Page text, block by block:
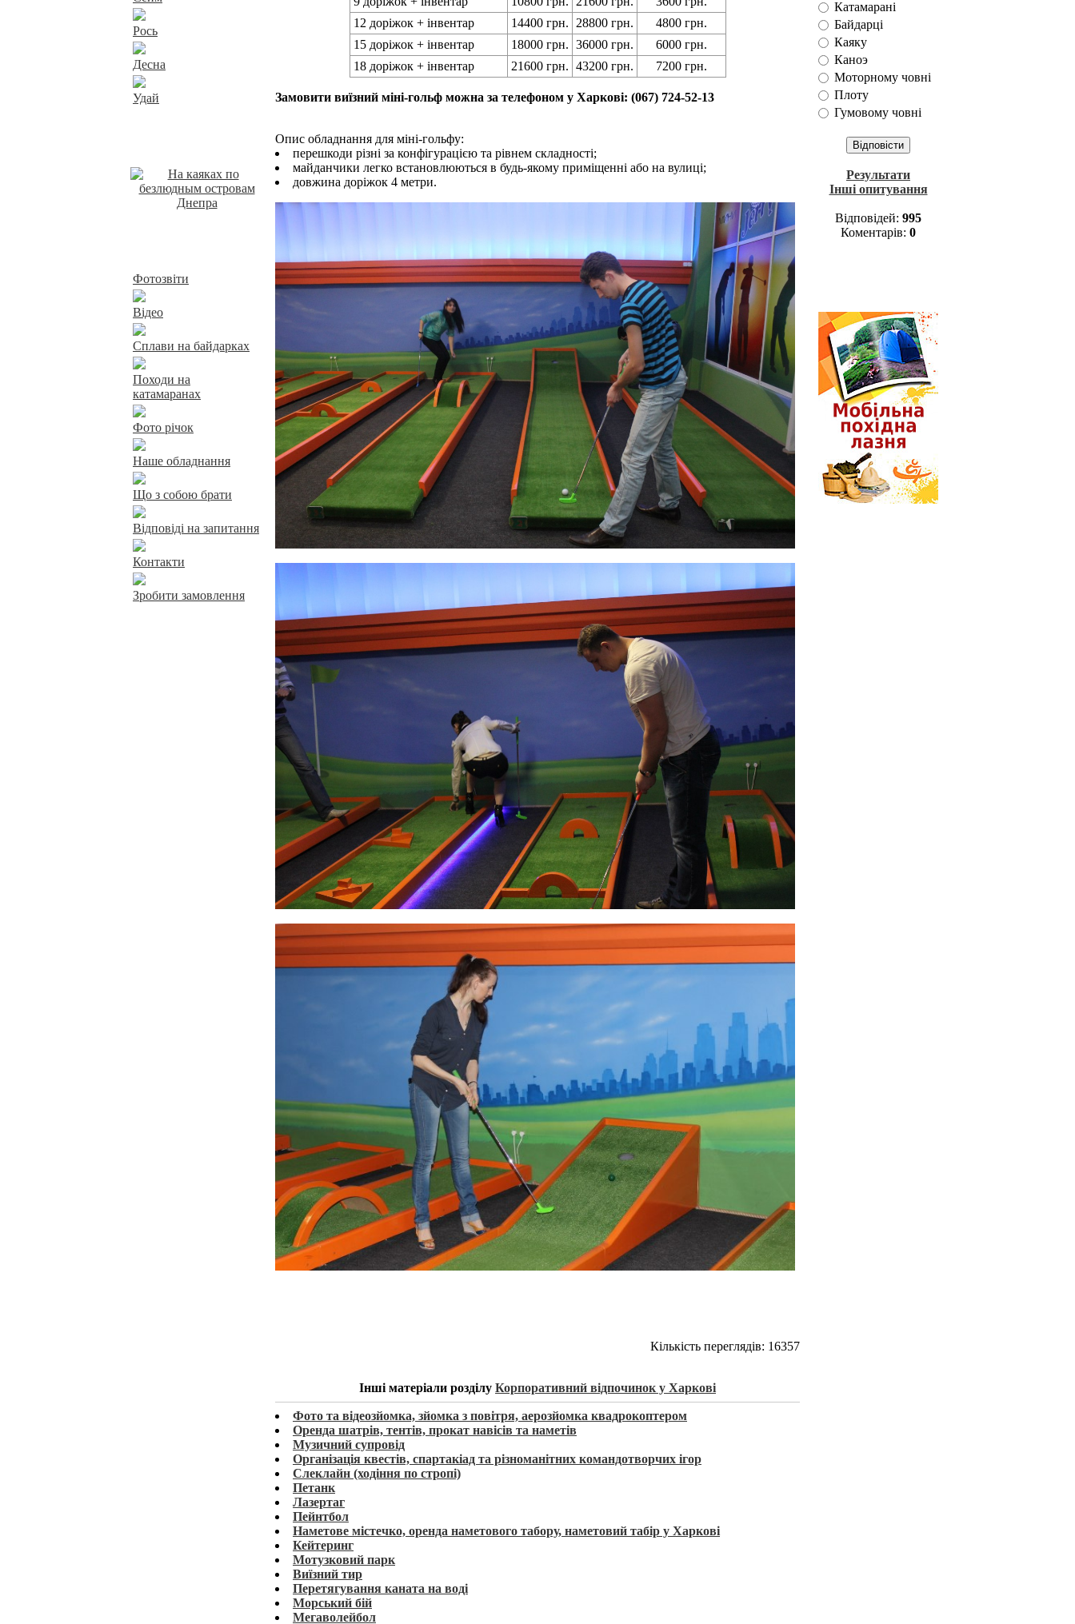
Рось
Десна
Удай
Фотозвіти
Відео
Сплави на байдарках
Походи на
катамаранах
Фото річок
Наше обладнання
Що з собою брати
Відповіді на запитання
Контакти
Зробити замовлення
12 доріжок + інвентар
14400 грн. 28800 грн.
4800 грн.
15 доріжок + інвентар
18000 грн. 36000 грн.
6000 грн.
18 доріжок + інвентар
21600 грн. 43200 грн. 7200 грн.
Замовити виїзний міні-гольф можна за телефоном у Харкові: (067) 724-52-13
Опис обладнання для міні-гольфу:
перешкоди різні за конфігурацією та рівнем складності;
майданчики легко встановлюються в будь-якому приміщенні або на вулиці;
довжина доріжок 4 метри.
Кількість переглядів: 16357
Інші матеріали розділу Корпоративний відпочинок у Харкові
Фото та відеозйомка, зйомка з повітря, аерозйомка квадрокоптером
Оренда шатрів, тентів, прокат навісів та наметів
Музичний супровід
Організація квестів, спартакіад та різноманітних командотворчих ігор
Слеклайн (ходіння по стропі)
Петанк
Лазертаг
Пейнтбол
Наметове містечко, оренда наметового табору, наметовий табір у Харкові
Кейтеринг
Мотузковий парк
Виїзний тир
Перетягування каната на воді
Морський бій
Мегаволейбол
Катамарані
Байдарці
Каяку
Каноэ
Моторному човні
Плоту
Гумовому човні
Результати
Інші опитування
Відповідей: 995
Коментарів: 0